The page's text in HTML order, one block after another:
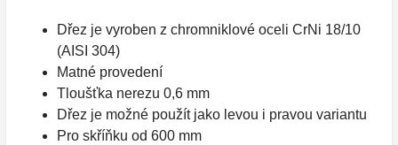
Dřez je vyroben z chromniklové oceli CrNi 18/10
(AISI 304)
Matné provedení
Tloušťka nerezu 0,6 mm
Dřez je možné použít jako levou i pravou variantu
Pro skříňku od 600 mm